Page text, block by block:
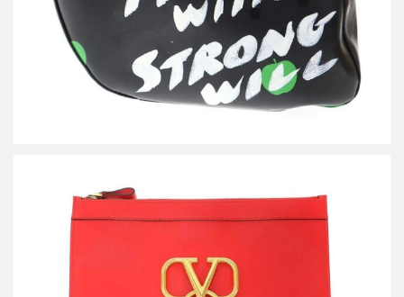
ヴァレンティノ Vリングフラット レザークラッチバッグ